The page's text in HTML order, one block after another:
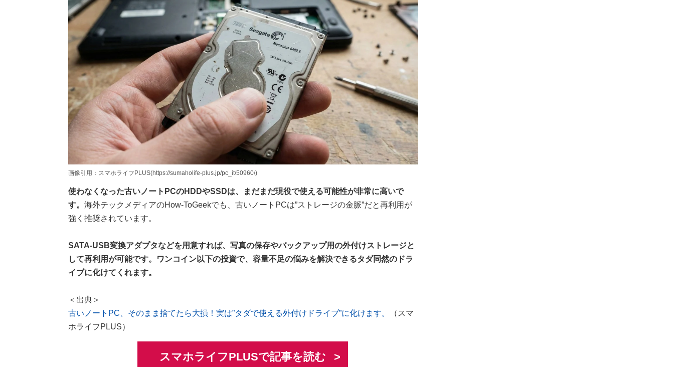
画像引用：スマホライフPLUS(https://sumaholife-plus.jp/pc_it/50960/)
使わなくなった古いノートPCのHDDやSSDは、まだまだ現役で使える可能性が非常に高いで
す。 海外テックメディアのHow-ToGeekでも、古いノートPCは”ストレージの金脈”だと再利用が
強く推奨されています。
SATA-USB変換アダプタなどを用意すれば、写真の保存やバックアップ用の外付けストレージと
して再利用が可能です。ワンコイン以下の投資で、容量不足の悩みを解決できるタダ同然のドラ
イブに化けてくれます。
＜出典＞
古いノートPC、そのまま捨てたら大損！実は”タダで使える外付けドライブ”に化けます。
（スマ
ホライフPLUS）
スマホライフPLUSで記事を読む